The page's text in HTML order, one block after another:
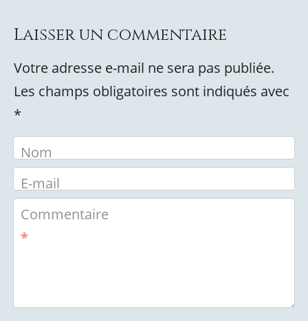
Laisser un commentaire
Votre adresse e-mail ne sera pas publiée.
Les champs obligatoires sont indiqués avec
*
Nom
E-mail
Commentaire
*